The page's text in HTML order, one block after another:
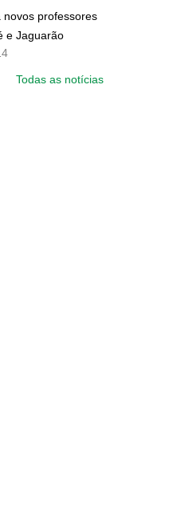
novos professores
e Jaguarão
Todas as notícias